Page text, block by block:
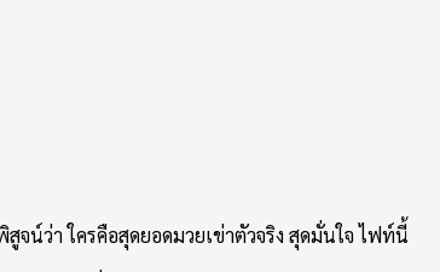
น์ว่า ใครคือสุดยอดมวยเข่าตัวจริง สุดมั่นใจ ไฟท์นี้